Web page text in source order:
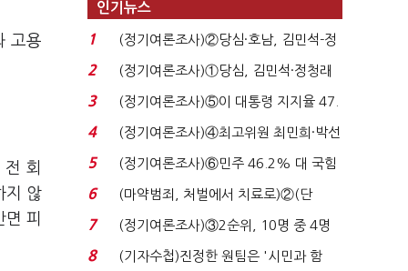
고용
회
지 않
피
인기뉴스
1
(정기여론조사)②당심·호남, 김민석-정
청래 '초접전'...
2
(정기여론조사)①당심, 김민석·정청래
'초접전'…대통령 ...
3
(정기여론조사)⑤이 대통령 지지율 47.
7%…일주일 만에 ...
4
(정기여론조사)④최고위원 최민희·박선
원 '양강'…서미...
5
(정기여론조사)⑥민주 46.2% 대 국힘
31.0%…오차범위 밖 ...
6
(마약범죄, 처벌에서 치료로)②(단
독)"마약은 전염병…여성...
7
(정기여론조사)③2순위, 10명 중 4명
'송영길'…정청래 '한 ...
8
(기자수첩)진정한 원팀은 '시민과 함